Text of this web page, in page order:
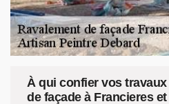
À qui confier vos
de façade à Francieres